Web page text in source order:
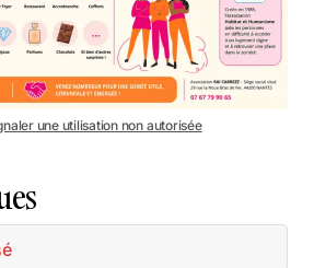
une utilisation non autorisée